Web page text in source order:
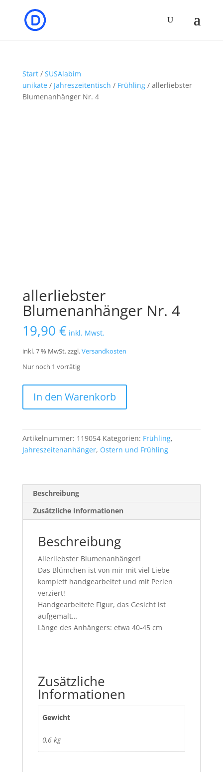
Start/ SUSAlabim
unikate/ Jahreszeitentisch / Frühling/ allerliebster
Blumenanhänger Nr. 4
allerliebster
Blumenanhänger Nr. 4
19,90 € inkl. Mwst.
inkl. 7 % MwSt.zzgl.Versandkosten
Nur noch 1 vorrätig
Blumenanhänger
Menge
In den Warenkorb
Artikelnummer: 119054 Kategorien: Frühling,
Jahreszeitenanhänger, Ostern und Frühling
Beschreibung
Zusätzliche Informationen
Beschreibung
Allerliebster Blumenanhänger!
Das Blümchen ist von mir mit viel Liebe
komplett handgearbeitet und mit Perlen
verziert!
Handgearbeitete Figur, das Gesicht ist
aufgemalt…
Länge des Anhängers: etwa 40-45 cm
Zusätzliche
Informationen
Gewicht
0,6 kg